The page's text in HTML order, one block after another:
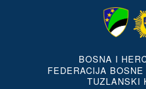
BOSNA I
FEDERACIJA
TUZLANSKI